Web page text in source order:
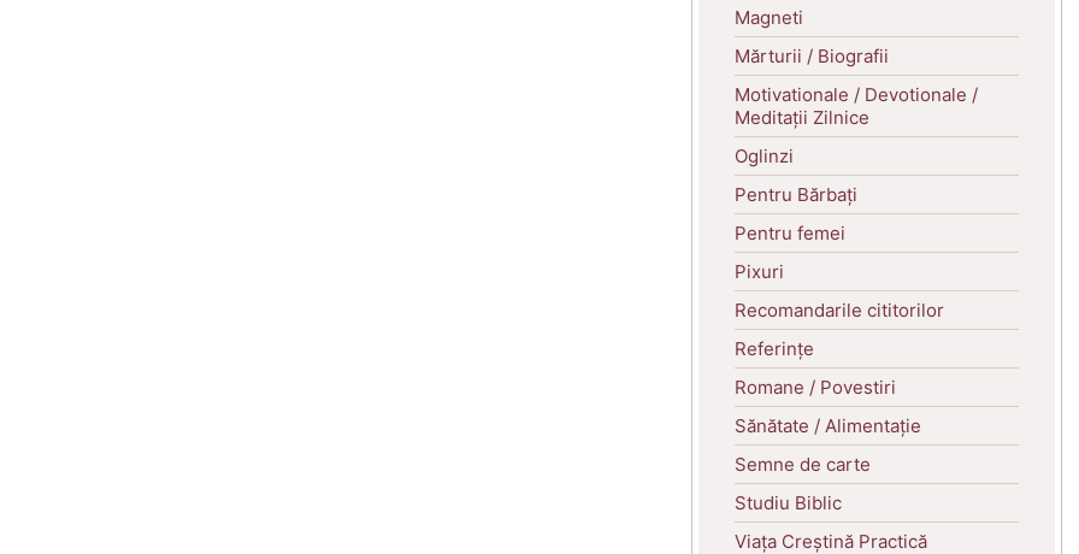
Magneti
Mărturii / Biografii
Motivationale / Devotionale /
Meditații Zilnice
Oglinzi
Pentru Bărbați
Pentru femei
Pixuri
Recomandarile cititorilor
Referințe
Romane / Povestiri
Sănătate / Alimentație
Semne de carte
Studiu Biblic
Viața Creștină Practică